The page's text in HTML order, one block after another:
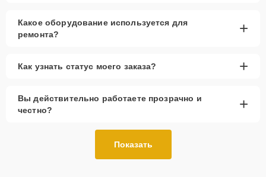
Какое оборудование используется для
ремонта?
+
Как узнать статус моего заказа? +
Вы действительно работаете прозрачно и
честно?
+
Показать